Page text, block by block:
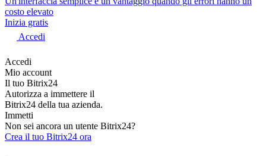
costo elevato
Inizia gratis
Accedi
Accedi
Mio account
Il tuo Bitrix24
Autorizza a immettere il
Bitrix24 della tua azienda.
Immetti
Non sei ancora un utente Bitrix24?
Crea il tuo Bitrix24 ora